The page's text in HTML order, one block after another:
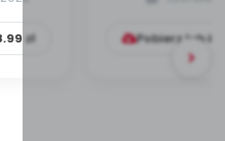
zł Pobierz lub